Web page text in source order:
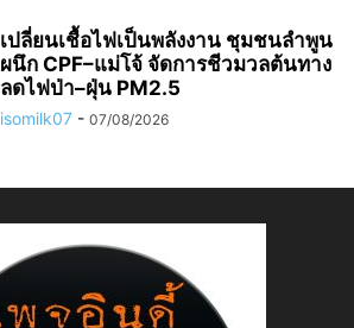
เปลี่ยนเชื้อไฟเป็นพลังงาน ชุมชนลำพูน
ผนึก CPF–แม่โจ้ จัดการชีวมวลต้นทาง
ลดไฟป่า–ฝุ่น PM2.5
isomilk07 - 07/08/2026